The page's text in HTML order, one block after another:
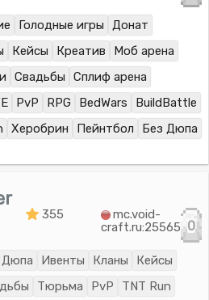
Голодные игры
Донат
Кейсы Креатив
Моб арена
Свадьбы
Сплиф арена
PvP RPG BedWars
BuildBattle
Херобрин Пейнтбол Без Дюпа
355
mc.void-
craft.ru:25565 0
Дюпа Ивенты Кланы
Кейсы
Тюрьма PvP
TNT Run